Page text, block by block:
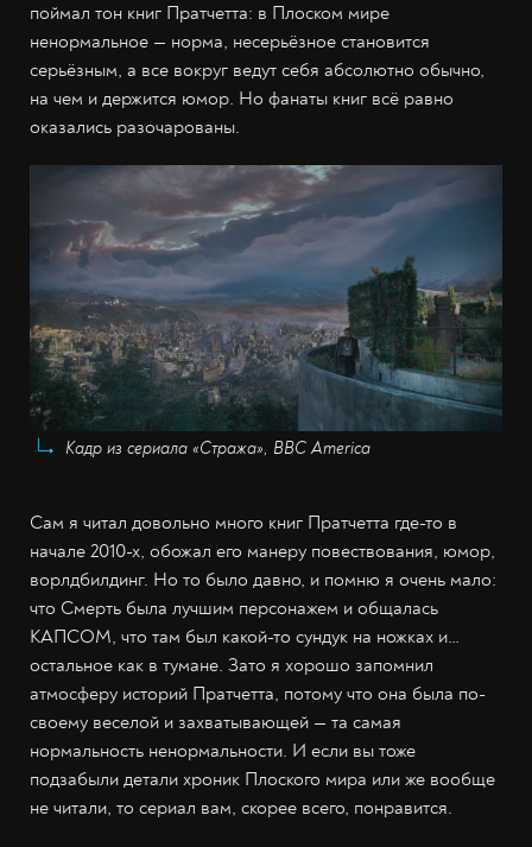
поймал тон книг Пратчетта: в Плоском мире
ненормальное — норма, несерьёзное становится
серьёзным, а все вокруг ведут себя абсолютно обычно,
на чем и держится юмор. Но фанаты книг всё равно
оказались разочарованы.
Кадр из сериала «Стража», BBC America
Сам я читал довольно много книг Пратчетта где-то в
начале 2010-х, обожал его манеру повествования, юмор,
ворлдбилдинг. Но то было давно, и помню я очень мало:
что Смерть была лучшим персонажем и общалась
КАПСОМ, что там был какой-то сундук на ножках и…
остальное как в тумане. Зато я хорошо запомнил
атмосферу историй Пратчетта, потому что она была по-
своему веселой и захватывающей — та самая
нормальность ненормальности. И если вы тоже
подзабыли детали хроник Плоского мира или же вообще
не читали, то сериал вам, скорее всего, понравится.